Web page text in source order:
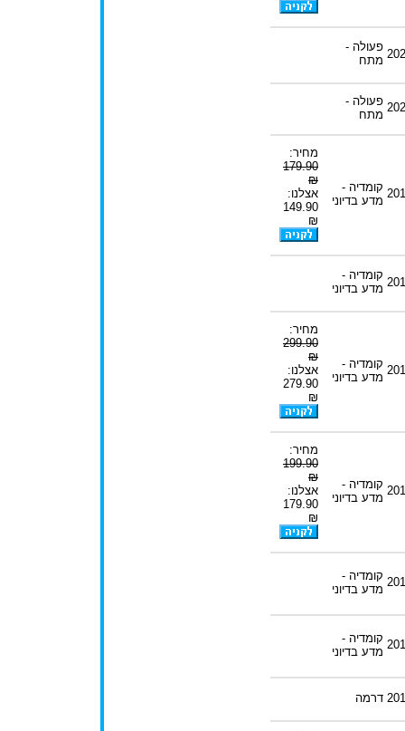
פעולה -
מתח
פעולה -
מתח
קומדיה -
מדע בדיוני
מחיר:
179.90
₪
אצלנו:
149.90
₪
קומדיה -
מדע בדיוני
קומדיה -
מדע בדיוני
מחיר:
299.90
₪
אצלנו:
279.90
₪
קומדיה -
מדע בדיוני
מחיר:
199.90
₪
אצלנו:
179.90
₪
קומדיה -
מדע בדיוני
קומדיה -
מדע בדיוני
דרמה